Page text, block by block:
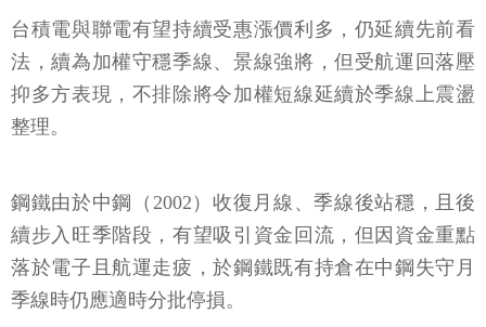
台積電與聯電有望持續受惠漲價利多，仍延續先前看
法，續為加權守穩季線、景線強將，但受航運回落壓
抑多方表現，不排除將令加權短線延續於季線上震盪
整理。
鋼鐵由於中鋼（2002）收復月線、季線後站穩，且後
續步入旺季階段，有望吸引資金回流，但因資金重點
落於電子且航運走疲，於鋼鐵既有持倉在中鋼失守月
季線時仍應適時分批停損。